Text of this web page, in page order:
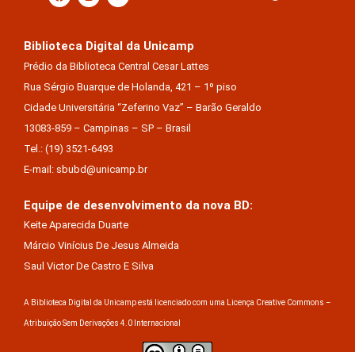
Biblioteca Digital da Unicamp
Prédio da Biblioteca Central Cesar Lattes
Rua Sérgio Buarque de Holanda, 421 – 1º piso
Cidade Universitária “Zeferino Vaz” – Barão Geraldo
13083-859 – Campinas – SP – Brasil
Tel.: (19) 3521-6493
E-mail: sbubd@unicamp.br
Equipe de desenvolvimento da nova BD:
Keite Aparecida Duarte
Márcio Vinícius De Jesus Almeida
Saul Victor De Castro E Silva
A Biblioteca Digital da Unicamp está licenciado com uma Licença Creative Commons –
Atribuição Sem Derivações 4.0 Internacional